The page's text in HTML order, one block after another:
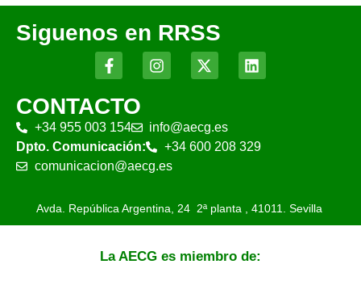
Siguenos en RRSS
CONTACTO
+34 955 003 154
info@aecg.es
Dpto. Comunicación:
+34 600 208 329
comunicacion@aecg.es
Avda. República Argentina, 24 2ª planta , 41011. Sevilla
La AECG es miembro de: